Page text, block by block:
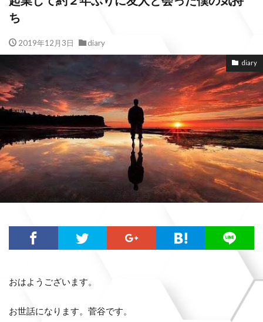
ち
2019年12月3日 diary
diary
おはようございます。
お世話になります。菅谷です。